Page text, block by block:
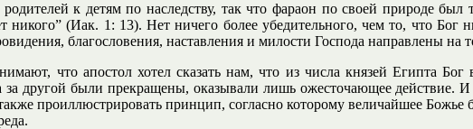
к детям по наследству, так что фараон по своей природе
никого” (Иак. 1: 13). Нет ничего более убедительного, чем то, что
благословения, наставления и милости Господа направлены на
что апостол хотел сказать нам, что из числа князей Египта
за другой были прекращены, оказывали лишь ожесточающее действие.
проиллюстрировать принцип, согласно которому величайшее Божье